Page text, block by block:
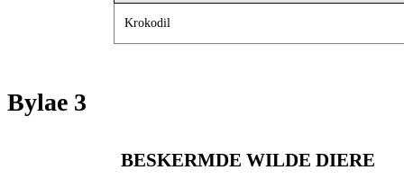
Krokodil
Bylae 3
BESKERMDE WILDE DIERE